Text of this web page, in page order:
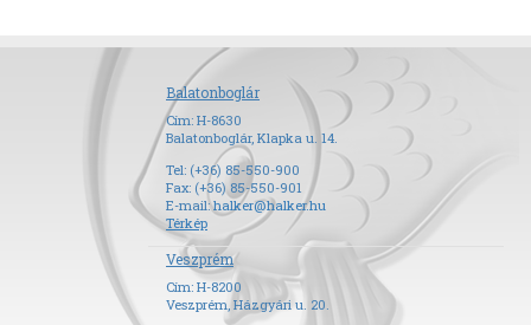
Balatonboglár
Cím: H-8630
Balatonboglár, Klapka u. 14.
Tel: (+36) 85-550-900
Fax: (+36) 85-550-901
E-mail:halker@halker.hu
Térkép
Veszprém
Cím: H-8200
Veszprém, Házgyári u. 20.